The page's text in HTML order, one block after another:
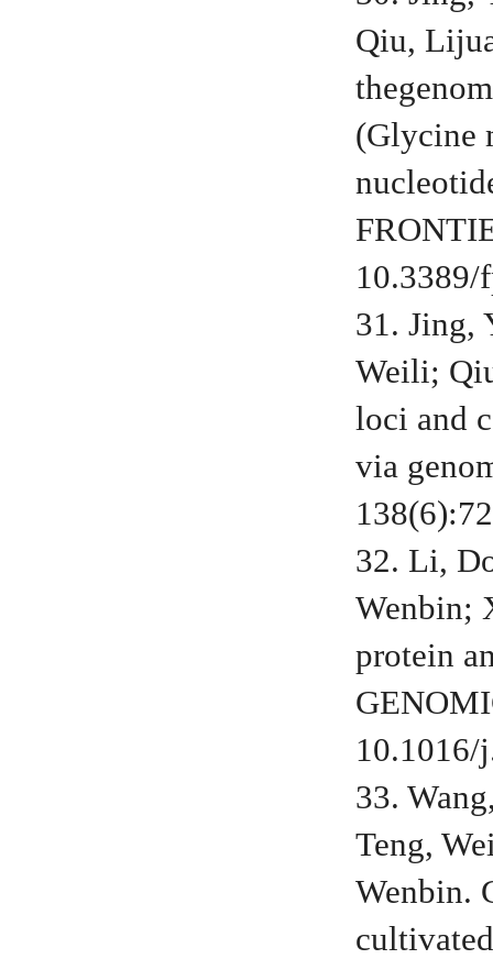
Qiu,
(Glycine
10.3389/
31. Jing,
Weili;
loci and
via
32. Li,
Wenbin;
protein
10.1016/
33.
Teng,
Wenbin.